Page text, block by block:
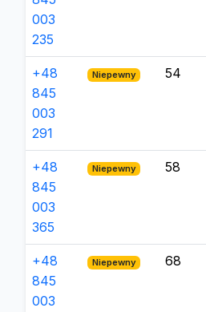
003
235
+48
845
003
291
Niepewny 54
+48
845
003
365
Niepewny 58
+48
845
003
Niepewny 68